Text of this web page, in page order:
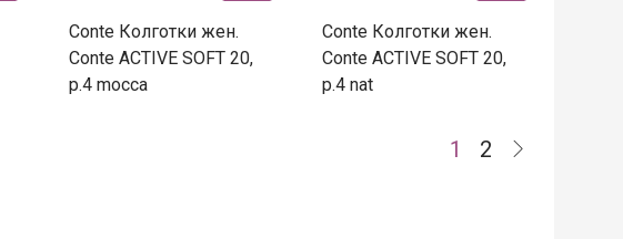
Conte Колготки жен.
Conte ACTIVE SOFT 20,
p.4 mocca
Conte Колготки жен.
Conte ACTIVE SOFT 20,
p.4 nat
1 2